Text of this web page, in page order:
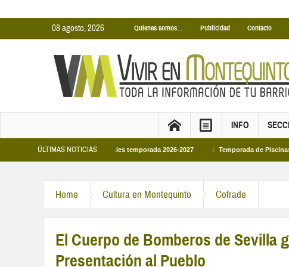
08 agosto, 2026 Quienes somos… Publicidad Contacto
INFO
ÚLTIMAS NOTICIAS
Cubiertas Municipales temporada 2026-2027 Temporada de Piscinas
Home Cultura en Montequinto Cofrade
El Cuerpo de Bomberos de Sevilla
Presentación al Pueblo